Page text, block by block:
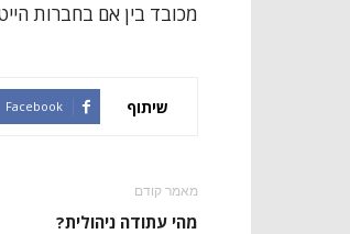
מכובד בין אם בחברות
שיתוף Facebook
מאמר קודם
מהי עתודה ניהולית?